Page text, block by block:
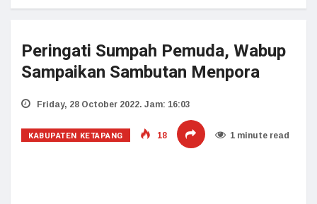
Peringati Sumpah Pemuda, Wabup
Sampaikan Sambutan Menpora
Friday, 28 October 2022. Jam: 16:03
KABUPATEN KETAPANG 18 1 minute read